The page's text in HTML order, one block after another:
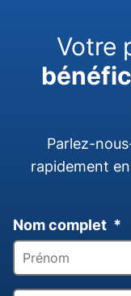
Votre
Parlez-
rapidement
Nom complet *